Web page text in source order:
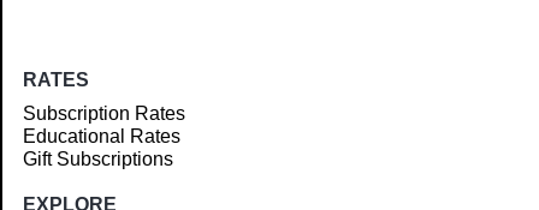
RATES
Subscription Rates
Educational Rates
Gift Subscriptions
EXPLORE